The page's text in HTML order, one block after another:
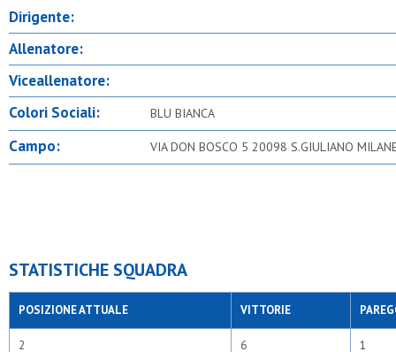
Dirigente:
Allenatore:
Viceallenatore:
Colori Sociali:
BLU BIANCA
Campo: VIA DON BOSCO 5 20098 S.GIULIANO
STATISTICHE SQUADRA
POSIZIONE ATTUALE VITTORIE
2 6 1